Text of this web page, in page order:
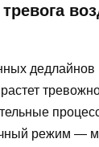
растет
режим —